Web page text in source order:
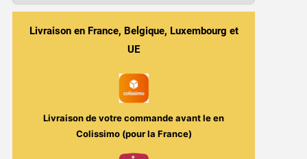
Twelve
Monkeys
Livraison en France, Belgique, Luxembourg et
UE
Livraison de votre commande avant leen
Colissimo (pour la France)